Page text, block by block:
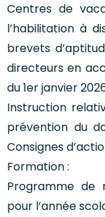
Centres de
l’habilitation à
brevets
directeurs en
du 1er janvier
Instruction
prévention du
Consignes
Formation :
Programme de
pour l’année